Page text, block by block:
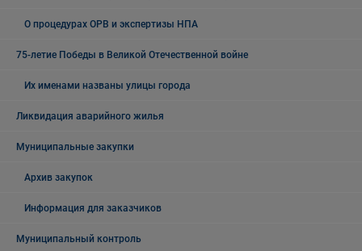
О процедурах ОРВ и экспертизы НПА
75-летие Победы в Великой Отечественной войне
Их именами названы улицы города
Ликвидация аварийного жилья
Муниципальные закупки
Архив закупок
Информация для заказчиков
Муниципальный контроль